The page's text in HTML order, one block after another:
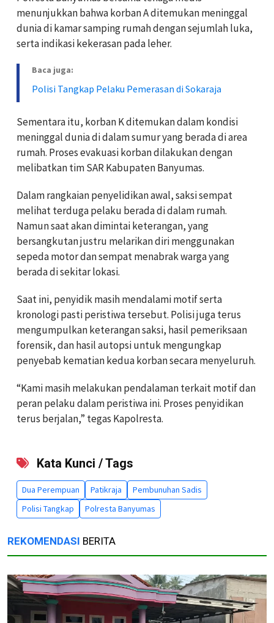
menunjukkan bahwa korban A ditemukan meninggal
dunia di kamar samping rumah dengan sejumlah luka,
serta indikasi kekerasan pada leher.
Baca juga:
Polisi Tangkap Pelaku Pemerasan di Sokaraja
Sementara itu, korban K ditemukan dalam kondisi
meninggal dunia di dalam sumur yang berada di area
rumah. Proses evakuasi korban dilakukan dengan
melibatkan tim SAR Kabupaten Banyumas.
Dalam rangkaian penyelidikan awal, saksi sempat
melihat terduga pelaku berada di dalam rumah.
Namun saat akan dimintai keterangan, yang
bersangkutan justru melarikan diri menggunakan
sepeda motor dan sempat menabrak warga yang
berada di sekitar lokasi.
Saat ini, penyidik masih mendalami motif serta
kronologi pasti peristiwa tersebut. Polisi juga terus
mengumpulkan keterangan saksi, hasil pemeriksaan
forensik, dan hasil autopsi untuk mengungkap
penyebab kematian kedua korban secara menyeluruh.
“Kami masih melakukan pendalaman terkait motif dan
peran pelaku dalam peristiwa ini. Proses penyidikan
terus berjalan,” tegas Kapolresta.
Kata Kunci / Tags
Dua Perempuan Patikraja
Pembunuhan Sadis
Polisi Tangkap
Polresta Banyumas
REKOMENDASI BERITA